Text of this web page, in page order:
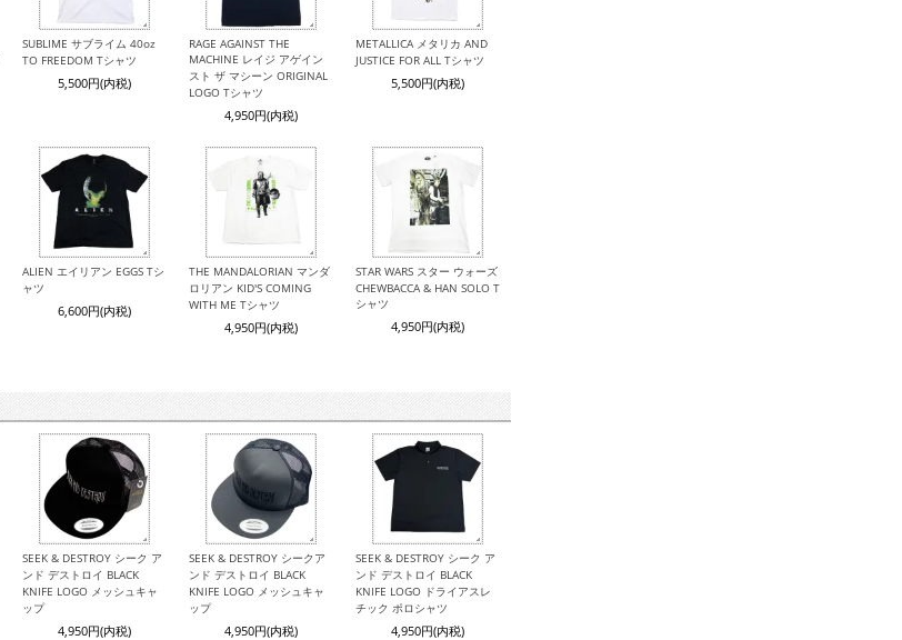
SUBLIME サブライム 40oz
TO FREEDOM Tシャツ
5,500円(内税)
RAGE AGAINST THE
MACHINE レイジ アゲイン
スト ザ マシーン ORIGINAL
LOGO Tシャツ
4,950円(内税)
METALLICA メタリカ AND
JUSTICE FOR ALL Tシャツ
5,500円(内税)
ALIEN エイリアン EGGS Tシ
ャツ
6,600円(内税)
THE MANDALORIAN マンダ
ロリアン KID'S COMING
WITH ME Tシャツ
4,950円(内税)
STAR WARS スター ウォーズ
CHEWBACCA & HAN SOLO T
シャツ
4,950円(内税)
SEEK & DESTROY シーク ア
ンド デストロイ BLACK
KNIFE LOGO メッシュキャ
ップ
4,950円(内税)
SEEK & DESTROY シークア
ンド デストロイ BLACK
KNIFE LOGO メッシュキャ
ップ
4,950円(内税)
SEEK & DESTROY シーク ア
ンド デストロイ BLACK
KNIFE LOGO ドライアスレ
チック ポロシャツ
4,950円(内税)